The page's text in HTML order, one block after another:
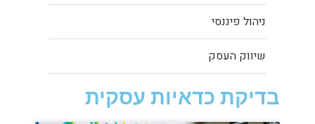
ניהול פיננסי
שיווק העסק
בדיקת כדאיות עסקית